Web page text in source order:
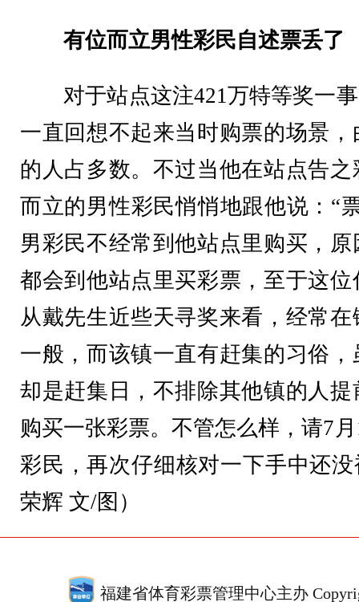
有位而立男性彩民自述票丢了
对于站点这注421万特等奖一事
一直回想不起来当时购票的场景
的人占多数。不过当他在站点告
而立的男性彩民悄悄地跟他说：“
男彩民不经常到他站点里购买，
都会到他站点里买彩票，至于这
从戴先生近些天寻奖来看，经常
一般，而该镇一直有赶集的习俗
却是赶集日，不排除其他镇的人
购买一张彩票。不管怎么样，请7
彩民，再次仔细核对一下手中还
荣辉 文/图）
福建省体育彩票管理中心主办